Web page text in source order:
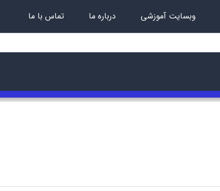
وبسایت آموزشی درباره ما تماس با ما